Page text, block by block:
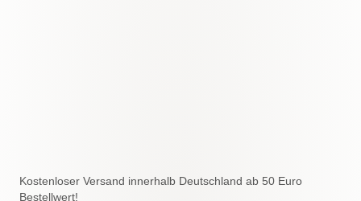
Kostenloser Versand innerhalb Deutschland ab 50 Euro
Bestellwert!